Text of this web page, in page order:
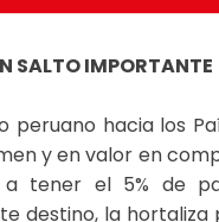
SALTO IMPORTANTE
peruano hacia los
y en valor en
tener el 5% de
destino, la hortaliza